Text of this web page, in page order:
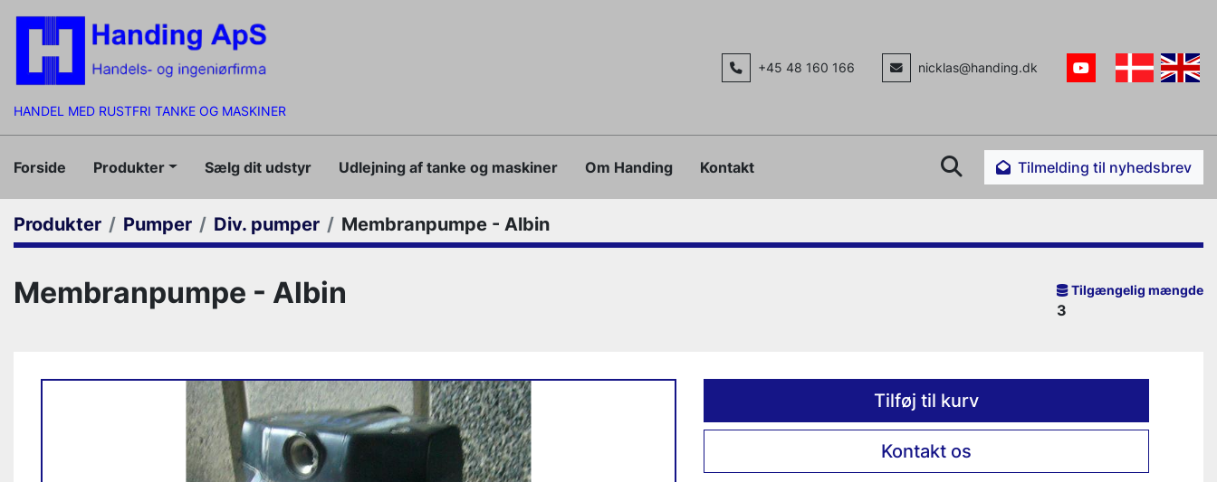
HANDEL MED RUSTFRI TANKE OG MASKINER
+45 48 160 166 nicklas@handing.dk
youtube
Forside Produkter Sælg dit udstyr Udlejning af tanke og maskiner Om Handing Kontakt Søg Tilmelding til nyhedsbrev
Produkter Pumper Div. pumper Membranpumpe - Albin
Membranpumpe - Albin Tilgængelig mængde
3
Tilføj til kurv
Kontakt os